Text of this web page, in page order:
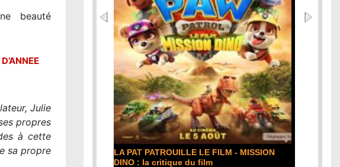
beauté
Julie
propres
à cette
sa propre
DE LA COMÉDIE-FRANÇAISE : la critique du
film